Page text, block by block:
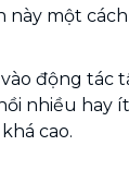
này một
động tác
nhiều hay
cao.